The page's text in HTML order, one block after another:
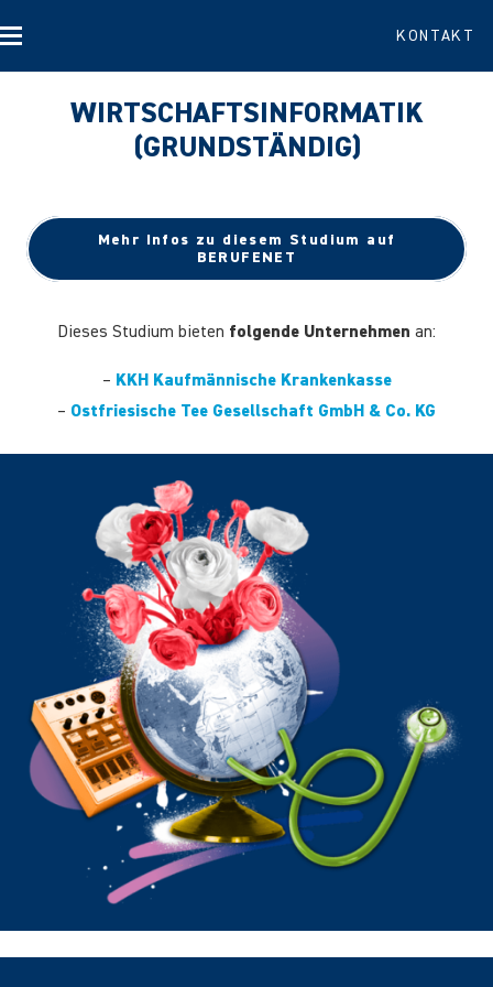
KONTAKT
WIRTSCHAFTSINFORMATIK
(GRUNDSTÄNDIG)
Mehr Infos zu diesem Studium auf
BERUFENET
Dieses Studium bieten folgende Unternehmen an:
– KKH Kaufmännische Krankenkasse
– Ostfriesische Tee Gesellschaft GmbH & Co. KG